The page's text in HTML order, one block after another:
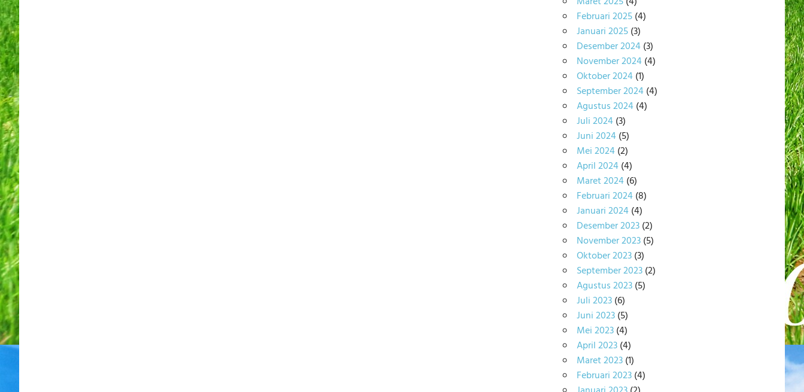
Februari 2025(4)
Januari 2025(3)
Desember 2024(3)
November 2024(4)
Oktober 2024(1)
September 2024(4)
Agustus 2024(4)
Juli 2024(3)
Juni 2024(5)
Mei 2024(2)
April 2024(4)
Maret 2024(6)
Februari 2024(8)
Januari 2024(4)
Desember 2023(2)
November 2023(5)
Oktober 2023(3)
September 2023(2)
Agustus 2023(5)
Juli 2023(6)
Juni 2023(5)
Mei 2023(4)
April 2023(4)
Maret 2023(1)
Februari 2023(4)